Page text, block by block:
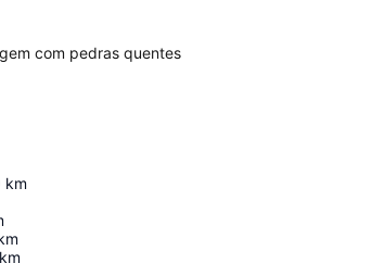
com pedras quentes
km
km